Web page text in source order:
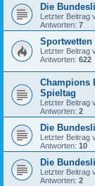
Die
Letzter Beitrag
Antworten: 7
Sportwetten
Letzter Beitrag
Antworten: 622
Champions
Spieltag
Letzter Beitrag
Antworten: 2
Die
Letzter Beitrag
Antworten: 10
Die
Letzter Beitrag
Antworten: 2